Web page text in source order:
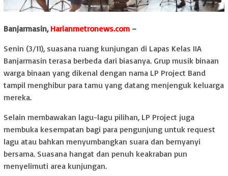
Banjarmasin, Harianmetronews.com –
Senin (3/11), suasana ruang kunjungan di Lapas Kelas IIA
Banjarmasin terasa berbeda dari biasanya. Grup musik binaan
warga binaan yang dikenal dengan nama LP Project Band
tampil menghibur para tamu yang datang menjenguk keluarga
mereka.
Selain membawakan lagu-lagu pilihan, LP Project juga
membuka kesempatan bagi para pengunjung untuk request
lagu atau bahkan menyumbangkan suara dan bernyanyi
bersama. Suasana hangat dan penuh keakraban pun
menyelimuti area kunjungan.